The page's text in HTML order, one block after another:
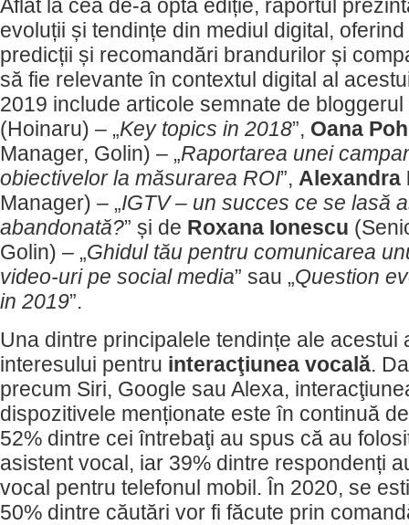
Aflat la cea de-a opta ediție, raportul
evoluții și tendințe din mediul digital,
predicții și recomandări brandurilor și
să fie relevante în contextul digital al
2019 include articole semnate de bloggerul
(Hoinaru) – „Key topics in 2018”, Oana
Manager, Golin) – „Raportarea unei
obiectivelor la măsurarea ROI”, Alexandra
Manager) – „IGTV – un succes ce se lasă
abandonată?” și de Roxana Ionescu
Golin) – „Ghidul tău pentru comunicarea
video-uri pe social media” sau „Question
in 2019”.
Una dintre principalele tendințe ale acestui
interesului pentru interacţiunea vocală.
precum Siri, Google sau Alexa,
dispozitivele menționate este în continuă
52% dintre cei întrebaţi au spus că au
asistent vocal, iar 39% dintre respondenți
vocal pentru telefonul mobil. În 2020, se
50% dintre căutări vor fi făcute prin